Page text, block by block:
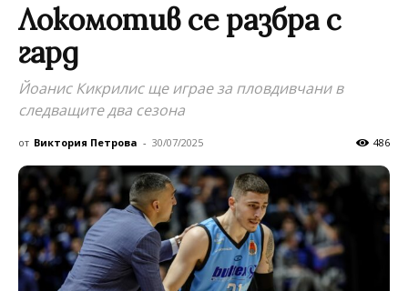
Локомотив се разбра с
гард
Йоанис Кикрилис ще играе за пловдивчани в
следващите два сезона
от Виктория Петрова - 30/07/2025 486